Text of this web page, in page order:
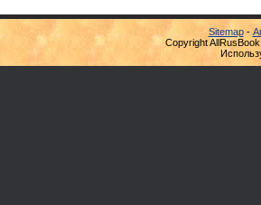
Sitemap-
Copyright